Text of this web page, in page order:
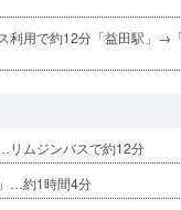
利用で約12分「益田駅」→
リムジンバスで約12分
…約1時間4分